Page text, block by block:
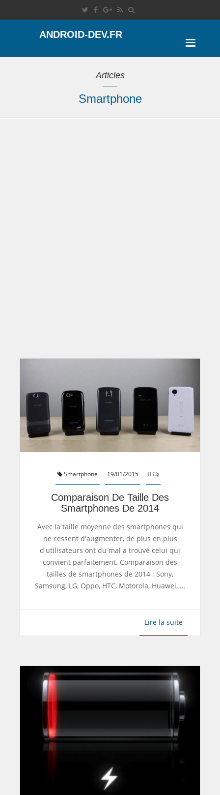
ANDROID-DEV.FR
Articles
Smartphone
Smartphone 19/01/2015 0
Comparaison De Taille Des
Smartphones De 2014
Avec la taille moyenne des smartphones qui
ne cessent d'augmenter, de plus en plus
d'utilisateurs ont du mal a trouvé celui qui
convient parfaitement. Comparaison des
tailles de smartphones de 2014 : Sony,
Samsung, LG, Oppo, HTC, Motorola, Huawei, ...
Lire la suite